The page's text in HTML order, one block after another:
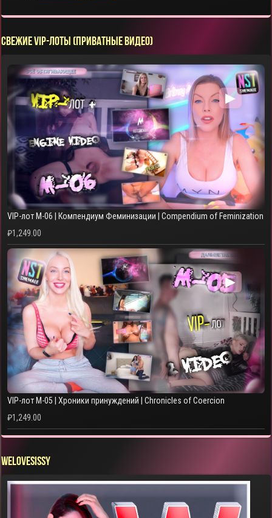
СВЕЖИЕ VIP-ЛОТЫ (ПРИВАТНЫЕ ВИДЕО)
▶
VIP-лот M-06 | Компендиум Феминизации | Compendium of Feminization
₽1,249.00
▶
VIP-лот M-05 | Хроники принуждений | Chronicles of Coercion
₽1,249.00
WELOVESISSY